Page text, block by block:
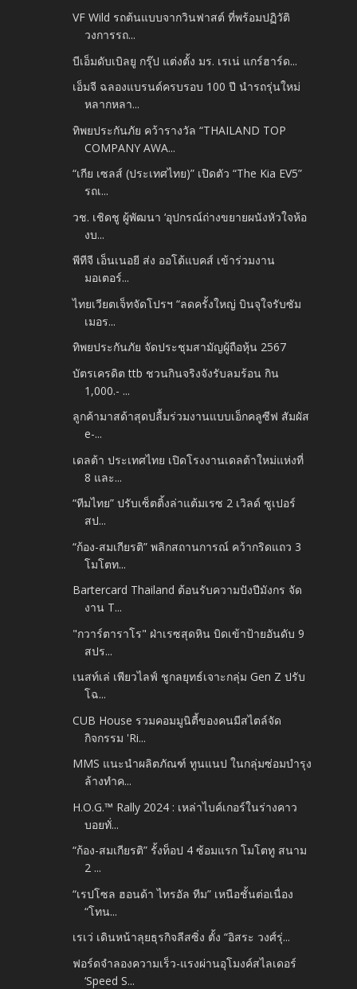
VF Wild รถต้นแบบจากวินฟาสต์ ที่พร้อมปฏิวัติ
วงการรถ...
บีเอ็มดับเบิลยู กรุ๊ป แต่งตั้ง มร. เรเน่ แกร์ฮาร์ด...
เอ็มจี ฉลองแบรนด์ครบรอบ 100 ปี นำรถรุ่นใหม่
หลากหลา...
ทิพยประกันภัย คว้ารางวัล “THAILAND TOP
COMPANY AWA...
“เกีย เซลส์ (ประเทศไทย)” เปิดตัว “The Kia EV5”
รถเ...
วช. เชิดชู ผู้พัฒนา ‘อุปกรณ์ถ่างขยายผนังหัวใจห้อ
งบ...
พีทีจี เอ็นเนอยี ส่ง ออโต้แบคส์ เข้าร่วมงาน
มอเตอร์...
ไทยเวียตเจ็ทจัดโปรฯ “ลดครั้งใหญ่ บินจุใจรับซัม
เมอร...
ทิพยประกันภัย จัดประชุมสามัญผู้ถือหุ้น 2567
บัตรเครดิต ttb ชวนกินจริงจังรับลมร้อน กิน
1,000.- ...
ลูกค้ามาสด้าสุดปลื้มร่วมงานแบบเอ็กคลูซีฟ สัมผัส
e-...
เดลต้า ประเทศไทย เปิดโรงงานเดลต้าใหม่แห่งที่
8 และ...
“ทีมไทย” ปรับเซ็ตติ้งล่าแต้มเรซ 2 เวิลด์ ซูเปอร์
สป...
“ก้อง-สมเกียรติ” พลิกสถานการณ์ คว้ากริดแถว 3
โมโตท...
Bartercard Thailand ต้อนรับความปังปีมังกร จัด
งาน T...
"กวาร์ตาราโร" ฝ่าเรซสุดหิน บิดเข้าป้ายอันดับ 9
สปร...
เนสท์เล่ เพียวไลฟ์ ชูกลยุทธ์เจาะกลุ่ม Gen Z ปรับ
โฉ...
CUB House รวมคอมมูนิตี้ของคนมีสไตล์จัด
กิจกรรม 'Ri...
MMS แนะนำผลิตภัณฑ์ ทูนแนป ในกลุ่มซ่อมบำรุง
ล้างทำค...
H.O.G.™ Rally 2024 : เหล่าไบค์เกอร์ในร่างคาว
บอยทั่...
“ก้อง-สมเกียรติ” รั้งท็อป 4 ซ้อมแรก โมโตทู สนาม
2 ...
“เรปโซล ฮอนด้า ไทรอัล ทีม” เหนือชั้นต่อเนื่อง
“โทน...
เรเว่ เดินหน้าลุยธุรกิจลีสซิ่ง ตั้ง “อิสระ วงศ์รุ่...
ฟอร์ดจำลองความเร็ว-แรงผ่านอุโมงค์สไลเดอร์
‘Speed S...